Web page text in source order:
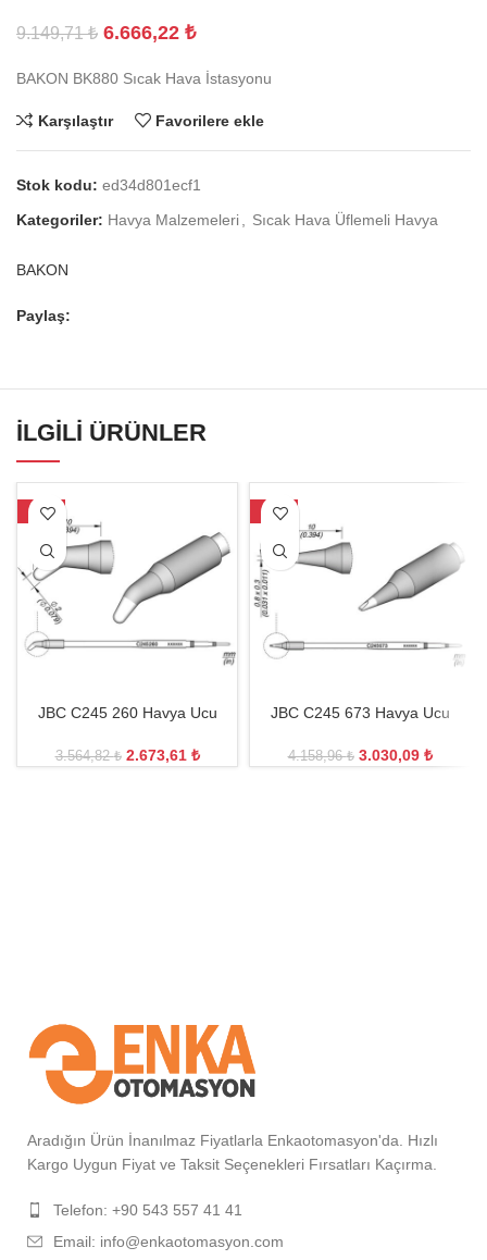
9.149,71₺ 6.666,22 ₺
BAKON BK880 Sıcak Hava İstasyonu
Karşılaştır Favorilere ekle
Stok kodu: ed34d801ecf1
Kategoriler: Havya Malzemeleri Sıcak Hava Üflemeli Havya
BAKON
Paylaş:
İLGILI ÜRÜNLER
-25%
JBC C245 260 Havya Ucu
3.564,82₺ 2.673,61 ₺
-27%
JBC C245 673 Havya Ucu
4.158,96₺ 3.030,09 ₺
Aradığın Ürün İnanılmaz Fiyatlarla Enkaotomasyon'da. Hızlı
Kargo Uygun Fiyat ve Taksit Seçenekleri Fırsatları Kaçırma.
Telefon: +90 543 557 41 41
Email: info@enkaotomasyon.com